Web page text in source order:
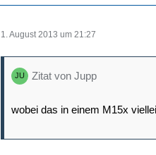
1. August 2013 um 21:27
Zitat von Jupp
wobei das in einem M15x